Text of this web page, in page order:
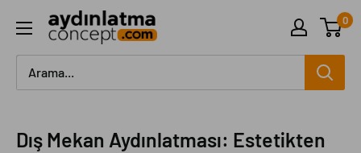
geç
Aydinlatma
Concept
0
Dış Mekan Aydınlatması: Estetikten